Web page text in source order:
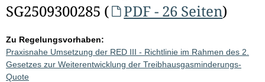
SG2509300285 (
PDF - 26 Seiten)
Zu Regelungsvorhaben:
Praxisnahe Umsetzung der RED III - Richtlinie im Rahmen des 2.
Gesetzes zur Weiterentwicklung der Treibhausgasminderungs-
Quote